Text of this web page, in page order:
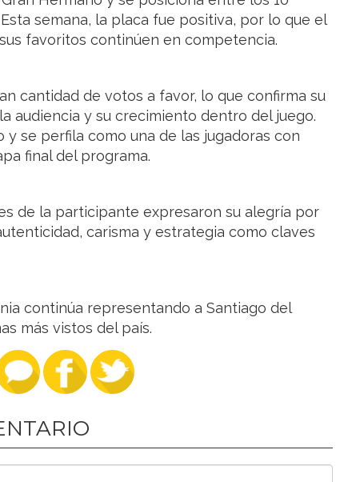
semana, la placa fue positiva, por lo que el
favoritos continúen en competencia.
cantidad de votos a favor, lo que confirma su
audiencia y su crecimiento dentro del juego.
y se perfila como una de las jugadoras con
final del programa.
de la participante expresaron su alegría por
carisma y estrategia como claves
continúa representando a Santiago del
más vistos del país.